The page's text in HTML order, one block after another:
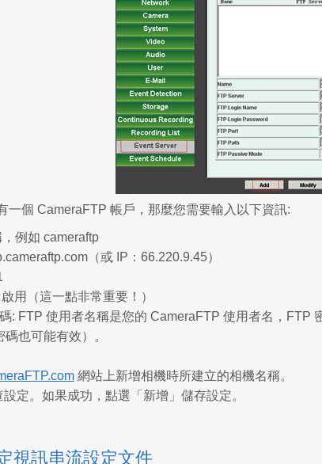
一個 CameraFTP 帳戶，那麼您需要輸入以下資訊:
例如 cameraftp
（或 IP：66.220.9.45）
啟用（這一點非常重要！）
: FTP 使用者名稱是您的 CameraFTP 使用者名，FTP
也可能有效）。
網站上新增相機時所建立的相機名稱。
設定。如果成功，點選「新增」儲存設定。
視訊串流設定文件